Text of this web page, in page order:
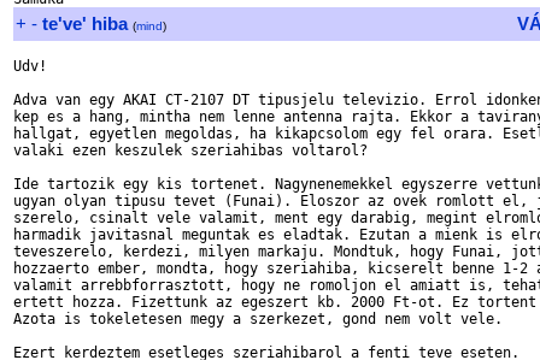
+ - te've' hiba (mind)
Udv!
Adva van egy AKAI CT-2107 DT tipusjelu televizio. Errol
kep es a hang, mintha nem lenne antenna rajta. Ekkor a
hallgat, egyetlen megoldas, ha kikapcsolom egy fel orara.
valaki ezen keszulek szeriahibas voltarol?
Ide tartozik egy kis tortenet. Nagynenemekkel egyszerre
ugyan olyan tipusu tevet (Funai). Eloszor az ovek romlott
szerelo, csinalt vele valamit, ment egy darabig, megint
harmadik javitasnal meguntak es eladtak. Ezutan a mienk is
teveszerelo, kerdezi, milyen markaju. Mondtuk, hogy Funai,
hozzaerto ember, mondta, hogy szeriahiba, kicserelt benne 1-
valamit arrebbforrasztott, hogy ne romoljon el amiatt is,
ertett hozza. Fizettunk az egeszert kb. 2000 Ft-ot. Ez
Azota is tokeletesen megy a szerkezet, gond nem volt vele.
Ezert kerdeztem esetleges szeriahibarol a fenti teve eseten.